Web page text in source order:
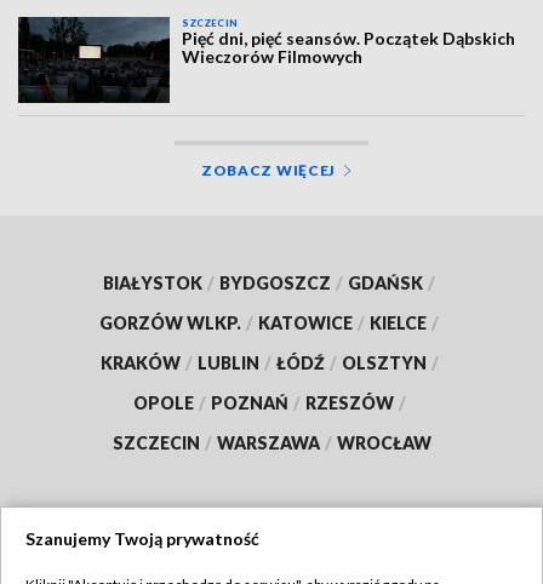
SZCZECIN
Pięć dni, pięć seansów. Początek Dąbskich
Wieczorów Filmowych
ZOBACZ WIĘCEJ
BIAŁYSTOK / BYDGOSZCZ / GDAŃSK /
GORZÓW WLKP. / KATOWICE / KIELCE /
KRAKÓW / LUBLIN / ŁÓDŹ / OLSZTYN /
OPOLE / POZNAŃ / RZESZÓW /
SZCZECIN / WARSZAWA / WROCŁAW
Szanujemy Twoją prywatność